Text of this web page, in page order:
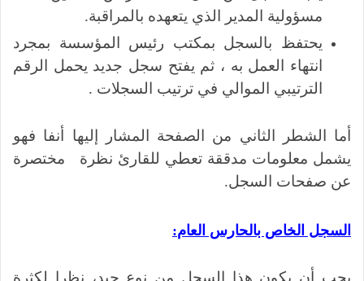
مسؤولية المدير الذي يتعهده بالمراقبة.
يحتفظ بالسجل بمكتب رئيس المؤسسة بمجرد
انتهاء العمل به ، ثم يفتح سجل جديد يحمل الرقم
الترتيبي الموالي في ترتيب السجلات .
أما الشطر الثاني من الصفحة المشار إليها أنفا فهو
يشمل معلومات مدققة تعطي للقارئ نظرة مختصرة
عن صفحات السجل.
السجل الخاص بالحارس العام:
يجب أن يكون هذا السجل من نوع جيد، نظرا لكثرة